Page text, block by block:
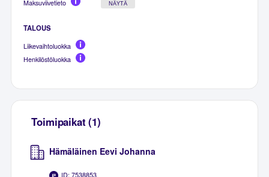
Maksuviivetieto
NÄYTÄ
TALOUS
Liikevaihtoluokka
Henkilöstöluokka
Toimipaikat (1)
Hämäläinen Eevi Johanna
ID: 7538853